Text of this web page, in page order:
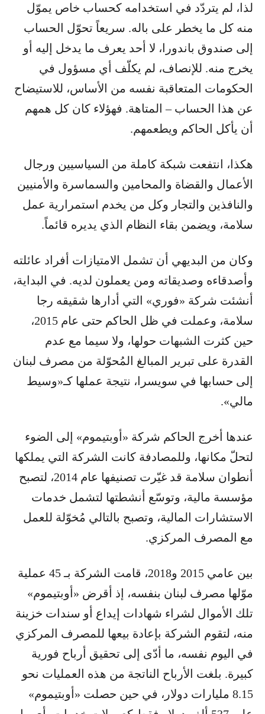
لذا، لم يتردّد في استخدامه كحساب خاص يموّل
منه كل ما يخطر على باله. سريعاً تحوّل الحساب
إلى صندوق باندورا، لا أحد يعرف ما يدخل إليه أو
يخرج منه. للإنصاف، لم يكلّف أي مسؤول في
الحكومات المتعاقبة نفسه من الأساس، للاستيضاح
عن هذا الحساب – المتاهة. فهؤلاء كان كل همهم
أن يأكل الحاكم ويطعمهم.
هكذا، انتفعت شبكة كاملة من السياسيين ورجال
الأعمال والقضاة والمحامين والسماسرة والأمنيين
والنافذين والتجار وكل من يخدم استمرارية عمل
سلامة، ويضمن بقاء النظام الذي يديره قائماً.
وكان من البديهي أن تشمل الامتيازات أفراد عائلته
وأصدقاءه وصديقاته ومن يعملون لديه. في البداية،
أنشئت شركة «فوري» التي أدارها شقيقه رجا
سلامة، وعملت في ظل الحاكم حتى عام 2015،
حين كثرت الشبهات حولها، ولا سيما مع عدم
القدرة على تبرير المبالغ المُحوّلة من مصرف لبنان
إلى حسابها في سويسرا، نتيجة عملها كـ«وسيط
مالي».
عندها أخرج الحاكم شركة «أوبتيموم» إلى الضوء
لتحلّ مكانها، وللمصادفة كانت الشركة التي يملكها
أنطوان سلامة قد غيّرت تصنيفها عام 2014، لتصبح
مؤسسة مالية، وتوسّع أنشطتها لتشمل خدمات
الاستشارات المالية، وتصبح بالتالي مُخوّلة للعمل
مع المصرف المركزي.
بين عامي 2015 و2018، قامت الشركة بـ 45 عملية
موّلها مصرف لبنان بنفسه، إذ أقرض «أوبتيموم»
تلك الأموال لشراء شهادات إيداع أو سندات خزينة
منه، لتقوم الشركة بإعادة بيعها للمصرف المركزي
في اليوم نفسه، ما أدّى إلى تحقيق أرباح فورية
كبيرة. بلغت الأرباح الناتجة من هذه العمليات نحو
8.15 مليارات دولار، في حين حصلت «أوبتيموم»